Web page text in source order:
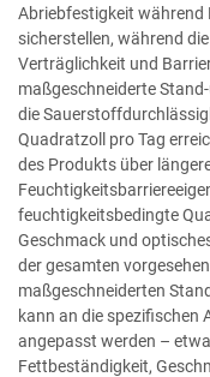
Abriebfestigkeit
sicherstellen, während
Verträglichkeit und
maßgeschneiderte
die
Quadratzoll pro Tag
des Produkts über
feuchtigkeitsbedingte
Geschmack und
der gesamten
maßgeschneiderten
kann an die spezifischen
angepasst werden –
Fettbeständigkeit,